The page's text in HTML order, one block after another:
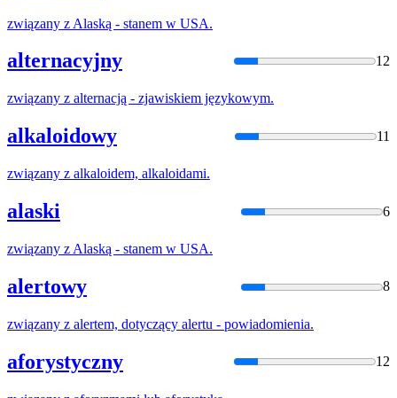
związany z Alaską - stanem w USA.
alternacyjny 12
związany z alternacją - zjawiskiem językowym.
alkaloidowy 11
związany z alkaloidem, alkaloidami.
alaski 6
związany z Alaską - stanem w USA.
alertowy 8
związany z alertem, dotyczący alertu - powiadomienia.
aforystyczny 12